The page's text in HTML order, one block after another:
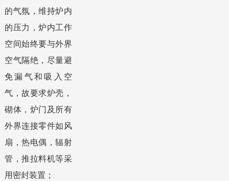
的气氛，维持炉内
的压力，炉内工作
空间始终要与外界
空气隔绝，尽量避
免漏气和吸入空
气，故要求炉壳，
砌体，炉门及所有
外界连接零件如风
扇，热电偶，辐射
管，推拉料机等采
用密封装置；